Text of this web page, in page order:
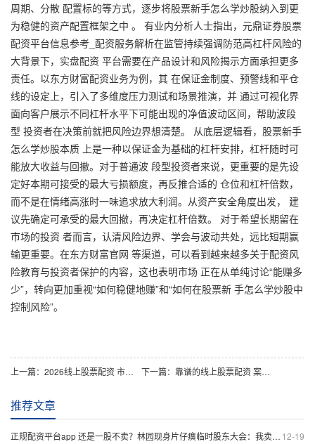
周期、分散 配置标的等方式，逐步将股票新手怎么学炒股纳入到更
为稳健的资产配置框架之中 。 有业内分析人士指出， 元鼎证券股票
配资平台信息参考_配资服务解析在监管持续强调防范高杠杆风险的
大背景下，实盘配资 平台需要在产品设计和风险揭示方面承担更多
责任。以东方财富配资业务为例，其 在保证金制度、预警线和平仓
线的设定上，引入了多维度压力测试和场景推演，并 通过可视化界
面向客户展示不同杠杆水平下可能出现的净值波动区间，帮助波段
型 投资者在决策前就把风险边界想清楚。 从底层逻辑看，股票新手
怎么学炒股本质 上是一种以保证金为基础的杠杆安排，杠杆随时可
能放大收益与回撤。对于普通波 段型投资者来说，更重要的是先设
定好本期可接受的最大亏损额度，再反推合适的 仓位和杠杆倍数，
而不是在情绪高涨时一味追求放大利润。从资产安全角度出发， 建
议先确定可承受的最大回撤，再决定杠杆倍数。 对于希望长期留在
市场的投资 者而言，认清风险边界、学会与波动共处，远比短期赢
输更重要。在东方财富官网 等渠道，可以看到越来越多关于配资风
险教育与投资者保护的内容，这也表明市场 正在从单纯讨论“能赚多
少”，转向更加重视“如何稳健地赚”和“如何在股票新 手怎么学炒股中
控制风险”。
上一篇： 2026线上股票配资 市场研究：A股市场中配资风险控制的市场情绪案例解读 下一篇： 靠谱的线上股票配资 案例解读：投资者群体在宽幅震荡周期背景下使用最靠谱股票配资平
推荐文章
12-19
正规配资平台app 还是一股不卖？林园现身片仔癀临时股东大会：我卖它干什么！